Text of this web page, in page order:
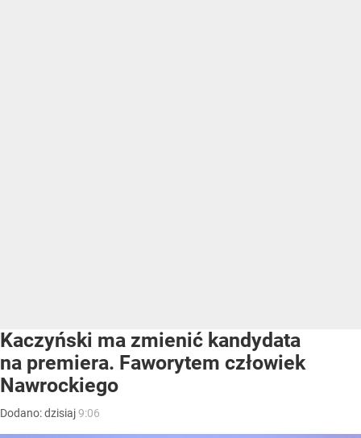
Kaczyński ma zmienić kandydata
na premiera. Faworytem człowiek
Nawrockiego
Dodano:dzisiaj9:06